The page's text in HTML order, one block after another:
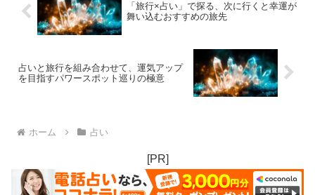
「旅行×占い」で探る、次に行くと幸運が
舞い込むおすすめの旅先
占いと旅行を組み合わせて、運気アップ
を目指すパワースポット巡りの極意
ホーム 占い
[PR]